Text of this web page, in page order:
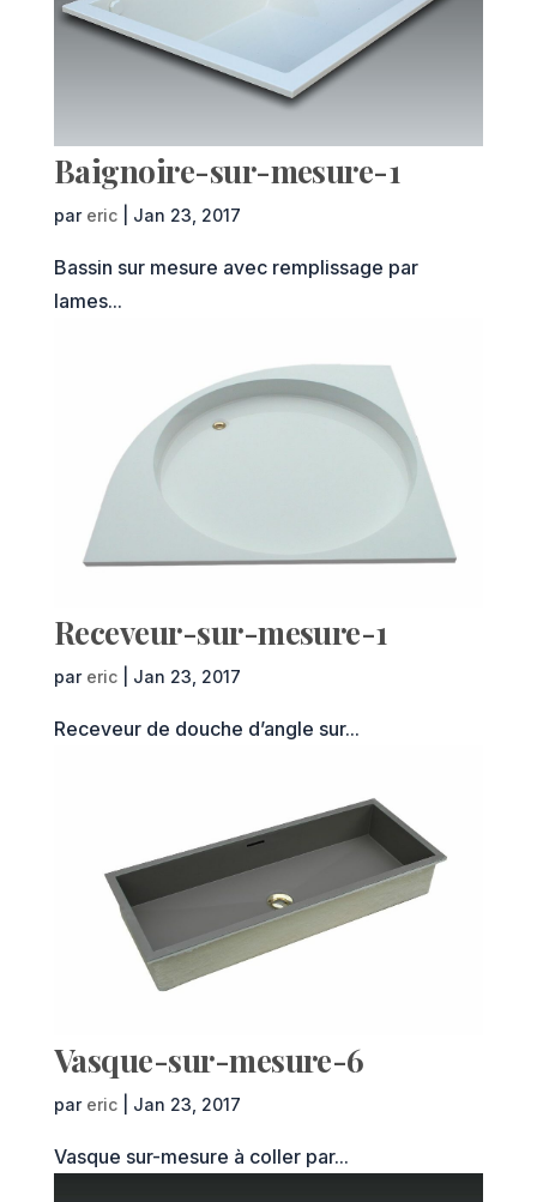
Baignoire-sur-mesure-1
par eric| Jan 23, 2017
Bassin sur mesure avec remplissage par
lames...
Receveur-sur-mesure-1
par eric| Jan 23, 2017
Receveur de douche d’angle sur...
Vasque-sur-mesure-6
par eric| Jan 23, 2017
Vasque sur-mesure à coller par...